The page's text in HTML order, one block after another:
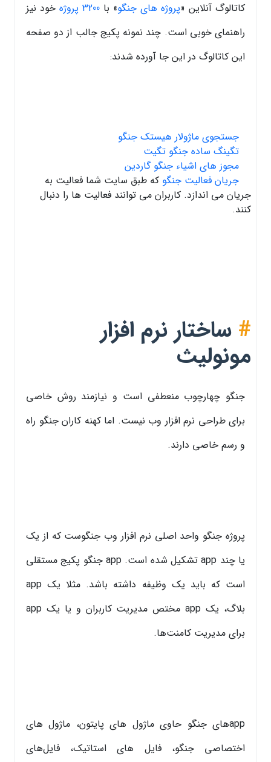
کاتالوگ آنلاین «پروژه های جنگو» با 3200 پروژه
خود نیز
راهنمای خوبی است. چند نمونه پکیج جالب از دو صفحه
این کاتالوگ در این جا آورده شدند:
جستجوی ماژولار هیستک جنگو
تگینگ ساده جنگو تگیت
مجوز های اشیاء جنگو گاردین
جریان فعالیت جنگو که طبق سایت شما فعالیت به
جریان می اندازد. کاربران می توانند فعالیت ها را دنبال
کنند.
# ساختار نرم افزار
مونولیث
جنگو چهارچوب منعطفی است و نیازمند روش خاصی
برای طراحی نرم افزار وب نیست. اما کهنه کاران جنگو راه
و رسم خاصی دارند.
پروژه جنگو واحد اصلی نرم افزار وب جنگوست که از یک
یا چند app تشکیل شده است. app جنگو پکیج مستقلی
است که باید یک وظیفه داشته باشد. مثلا یک app
بلاگ، یک app مختص مدیریت کاربران و یا یک app
برای مدیریت کامنت‌ها.
appهای جنگو حاوی ماژول های پایتون، ماژول های
اختصاصی جنگو، فایل های استاتیک، فایل‌های